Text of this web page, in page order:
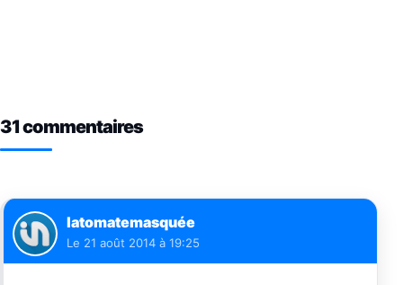
31 commentaires
latomatemasquée
Le 21 août 2014 à 19:25